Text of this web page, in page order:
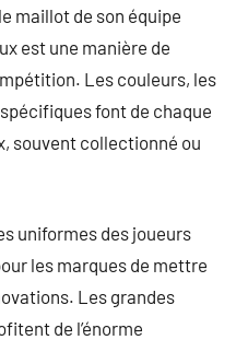
maillot de son équipe
est une manière de
Les couleurs, les
font de chaque
souvent collectionné ou
uniformes des joueurs
les marques de mettre
Les grandes
de l’énorme